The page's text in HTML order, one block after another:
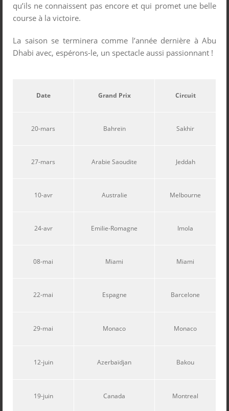
qu’ils ne connaissent pas encore et qui promet une belle
course à la victoire.
La saison se terminera comme l’année dernière à Abu
Dhabi avec, espérons-le, un spectacle aussi passionnant !
Date Grand Prix Circuit
20-mars Bahreïn Sakhir
27-mars Arabie Saoudite Jeddah
10-avr Australie Melbourne
24-avr Emilie-Romagne Imola
08-mai Miami Miami
22-mai Espagne Barcelone
29-mai Monaco Monaco
12-juin Azerbaïdjan Bakou
19-juin Canada Montreal